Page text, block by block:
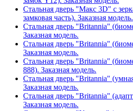
Стальная дверь "Макс 3D" с
замковая часть). Заказная модель.
Стальная дверь "Britannia"
Заказная модель.
Стальная дверь "Britannia"
Заказная модель.
Стальная дверь "Britannia"
888). Заказная модель.
Стальная дверь "Britannia"
Заказная модель.
Стальная дверь "Britannia"
Заказная модель.